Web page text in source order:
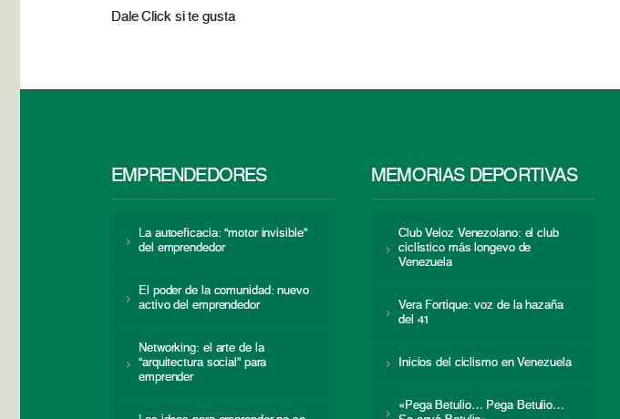
Dale Click si te gusta
EMPRENDEDORES
La autoeficacia: “motor invisible”
del emprendedor
El poder de la comunidad: nuevo
activo del emprendedor
Networking: el arte de la
“arquitectura social” para
emprender
MEMORIAS DEPORTIVAS
Club Veloz Venezolano: el club
ciclístico más longevo de
Venezuela
Vera Fortique: voz de la hazaña
del 41
Inicios del ciclismo en Venezuela
«Pega Betulio… Pega Betulio…